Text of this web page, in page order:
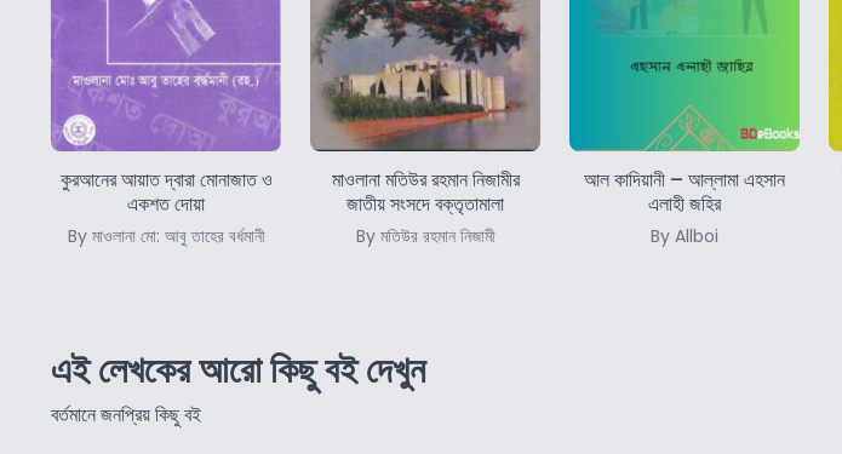
কুরআনের আয়াত দ্বারা মোনাজাত ও
একশত দোয়া
By মাওলানা মো: আবু তাহের বর্ধমানী
মাওলানা মতিউর রহমান নিজামীর
জাতীয় সংসদে বক্তৃতামালা
By মতিউর রহমান নিজামী
আল কাদিয়ানী – আল্লামা এহসান
এলাহী জহির
By Allboi
এই লেখকের আরো কিছু বই দেখুন
বর্তমানে জনপ্রিয় কিছু বই